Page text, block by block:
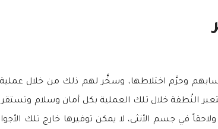
وحرَّم اختلاطها، وسخَّر لهم ذلك من خلال
النُطفة خلال تلك العملية بكل أمان وسلام وتستقر
في جسم الأنثى، لا يمكن توفيرها خارج تلك